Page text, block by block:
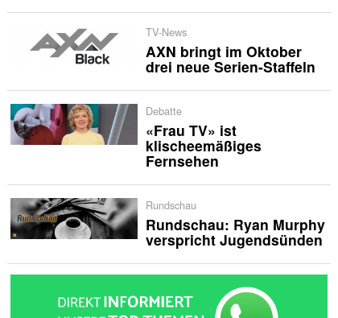
TV-News
AXN bringt im Oktober
drei neue Serien-Staffeln
Debatte
«Frau TV» ist
klischeemäßiges
Fernsehen
Rundschau
Rundschau: Ryan Murphy
verspricht Jugendsünden